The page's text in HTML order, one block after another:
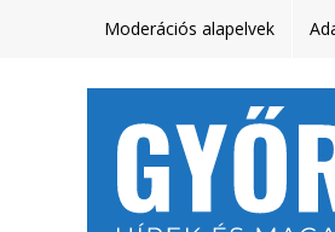
Moderációs alapelvek